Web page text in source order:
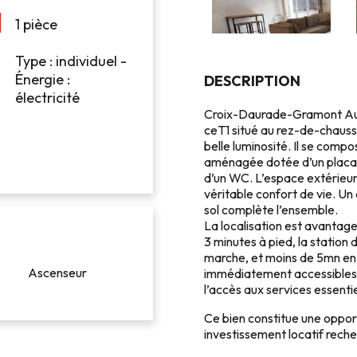
1 pièce
Type : individuel -
Énergie :
électricité
Ascenseur
DESCRIPTION
Croix-Daurade-Gramont
ceT1 situé au rez-de-
belle luminosité. Il se
aménagée dotée d’un
d’un WC. L’espace
véritable confort de vie.
sol complète l’ensemble.
La localisation est
3 minutes à pied, la station
marche, et moins de 5mn
immédiatement
l’accès aux services
Ce bien constitue une
investissement locatif